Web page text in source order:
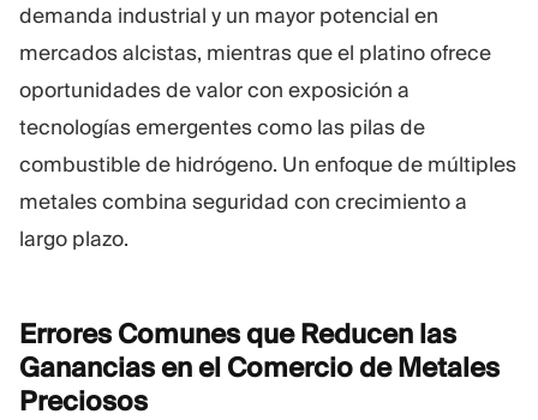
demanda industrial y un mayor potencial en
mercados alcistas, mientras que el platino ofrece
oportunidades de valor con exposición a
tecnologías emergentes como las pilas de
combustible de hidrógeno. Un enfoque de múltiples
metales combina seguridad con crecimiento a
largo plazo.
Errores Comunes que Reducen las
Ganancias en el Comercio de Metales
Preciosos